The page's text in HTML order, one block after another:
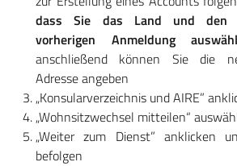
dass Sie das Land und den
vorherigen Anmeldung
anschließend können Sie die
Adresse angeben
„Konsularverzeichnis und AIRE”
„Wohnsitzwechsel mitteilen“
„Weiter zum Dienst” anklicken
befolgen